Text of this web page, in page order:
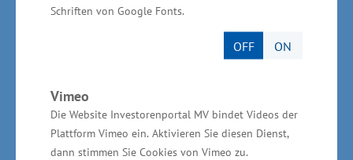
Schriften von Google Fonts.
OFF ON
Vimeo
Die Website Investorenportal MV bindet Videos der
Plattform Vimeo ein. Aktivieren Sie diesen Dienst,
dann stimmen Sie Cookies von Vimeo zu.
Wirtschaftsministerium unterstützt vor Ort
Unternehmenserweiterung betragen rund 4,6
Millionen Euro. Das Wirtschaftsministerium
unterstützt das Vorhaben aus Mitteln der